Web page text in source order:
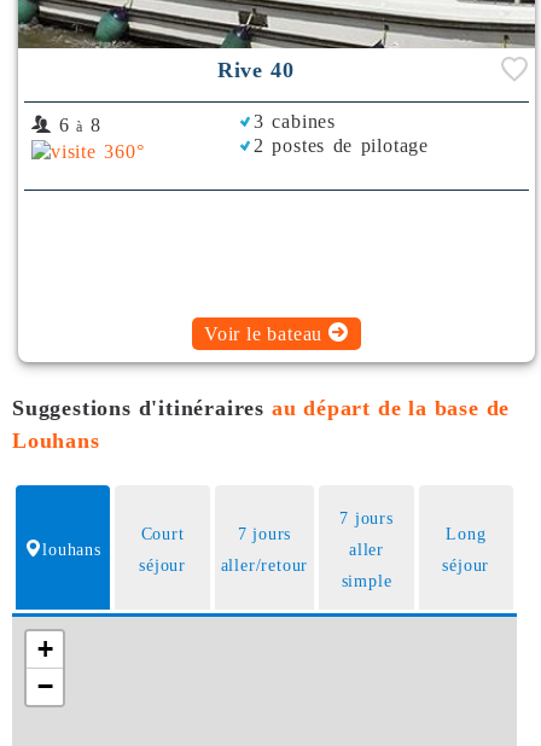
Rive 40
6 à 8
3 cabines
2 postes de pilotage
Voir le bateau
Suggestions d'itinéraires au départ de la base de
Louhans
louhans
Court
séjour
7 jours
aller/retour
7 jours
aller
simple
Long
séjour